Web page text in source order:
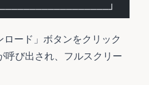
ード」ボタンをクリック
呼び出され、フルスクリー